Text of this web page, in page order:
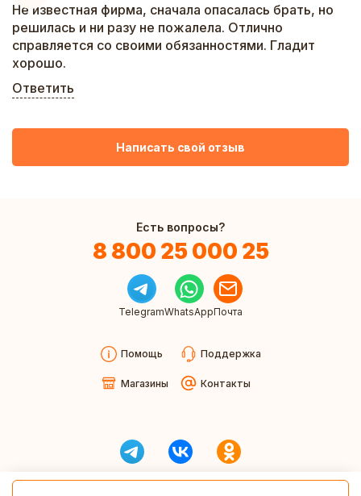
Не известная фирма, сначала опасалась брать, но
решилась и ни разу не пожалела. Отлично
справляется со своими обязанностями. Гладит
хорошо.
Ответить
Написать свой отзыв
Есть вопросы?
8 800 25 000 25
TelegramWhatsAppПочта
Помощь Поддержка
Магазины Контакты